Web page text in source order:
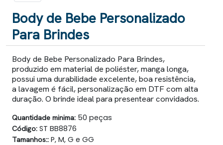
Body de Bebe Personalizado
Para Brindes
Body de Bebe Personalizado Para Brindes,
produzido em material de poliéster, manga longa,
possui uma durabilidade excelente, boa resistência,
a lavagem é fácil, personalização em DTF com alta
duração. O brinde ideal para presentear convidados.
Quantidade minima: 50 peças
Código: ST BB8876
Tamanhos:: P, M, G e GG